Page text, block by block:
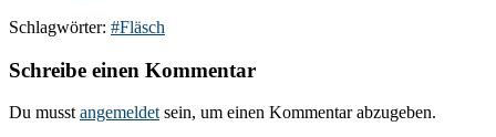
Schlagwörter: #Fläsch
Schreibe einen Kommentar
Du musst angemeldet sein, um einen Kommentar abzugeben.